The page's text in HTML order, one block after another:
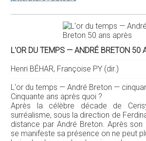
L'OR DU TEMPS — ANDRÉ BRETON 50
Henri BÉHAR, Françoise PY (dir.)
L'or du temps — André Breton —
Cinquante ans après quoi ?
Après la célèbre décade de
surréalisme, sous la direction de
distance par André Breton. Après son
se manifeste sa présence on ne peut